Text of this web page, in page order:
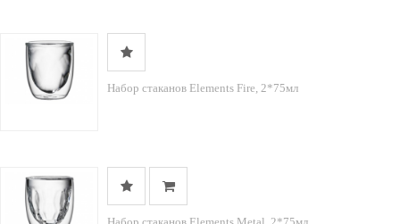
Набор стаканов Elements Fire, 2*75мл